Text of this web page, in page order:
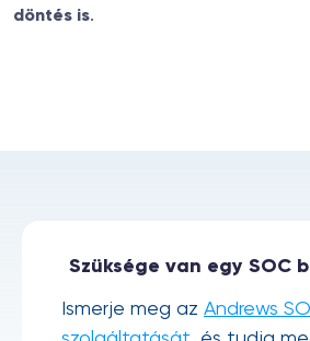
döntés is.
Szüksége van egy SOC
Ismerje meg az Andrews